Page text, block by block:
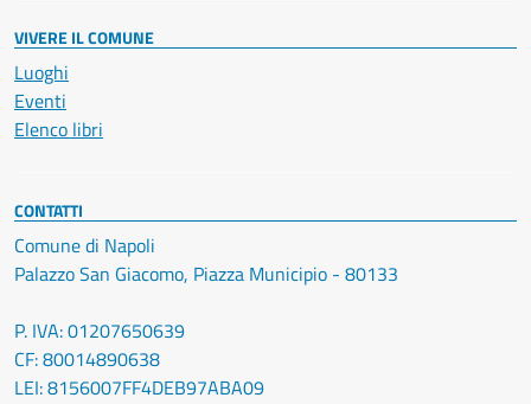
VIVERE IL COMUNE
Luoghi
Eventi
Elenco libri
CONTATTI
Comune di Napoli
Palazzo San Giacomo, Piazza Municipio - 80133
P. IVA: 01207650639
CF: 80014890638
LEI: 8156007FF4DEB97ABA09